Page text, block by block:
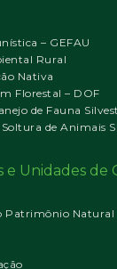
– GEFAU
Rural
Nativa
Florestal – DOF
de Fauna
de Animais
e Unidades de
Patrimônio Natural